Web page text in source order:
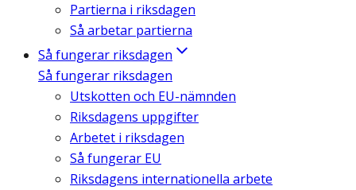
Partierna i riksdagen
Så arbetar partierna
Så fungerar riksdagen
Så fungerar riksdagen
Utskotten och EU-nämnden
Riksdagens uppgifter
Arbetet i riksdagen
Så fungerar EU
Riksdagens internationella arbete